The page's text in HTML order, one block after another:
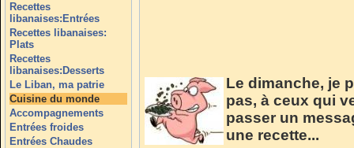
Recettes
libanaises:Entrées
Recettes libanaises:
Plats
Recettes
libanaises:Desserts
Le Liban, ma patrie
Cuisine du monde
Accompagnements
Entrées froides
Entrées Chaudes
Le dimanche, je
pas, à ceux qui
passer un
une recette...